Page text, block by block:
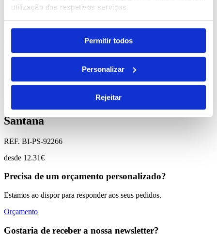
utilização dos respetivos serviços.
Permitir todos
Personalizar
Rejeitar
REF. BI-PS-91758
Santana
REF. BI-PS-92266
desde 12.31€
Precisa de um orçamento personalizado?
Estamos ao dispor para responder aos seus pedidos.
Orçamento
Gostaria de receber a nossa newsletter?